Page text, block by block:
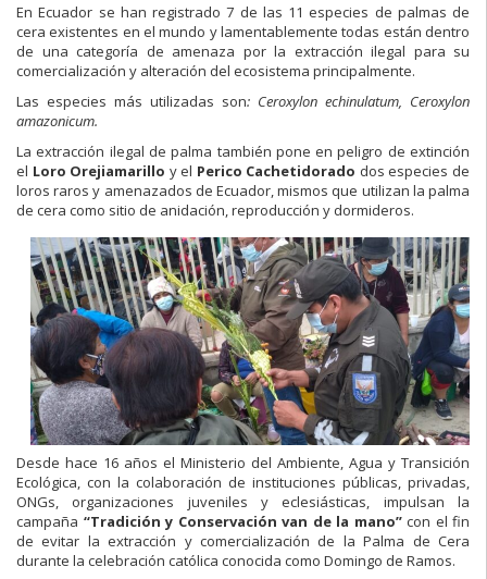
En Ecuador se han registrado 7 de las 11 especies de palmas de
cera existentes en el mundo y lamentablemente todas están dentro
de una categoría de amenaza por la extracción ilegal para su
comercialización y alteración del ecosistema principalmente.
Las especies más utilizadas son: Ceroxylon echinulatum, Ceroxylon
amazonicum.
La extracción ilegal de palma también pone en peligro de extinción
el Loro Orejiamarillo y el Perico Cachetidorado dos especies de
loros raros y amenazados de Ecuador, mismos que utilizan la palma
de cera como sitio de anidación, reproducción y dormideros.
Desde hace 16 años el Ministerio del Ambiente, Agua y Transición
Ecológica, con la colaboración de instituciones públicas, privadas,
ONGs, organizaciones juveniles y eclesiásticas, impulsan la
campaña “Tradición y Conservación van de la mano”con el fin
de evitar la extracción y comercialización de la Palma de Cera
durante la celebración católica conocida como Domingo de Ramos.